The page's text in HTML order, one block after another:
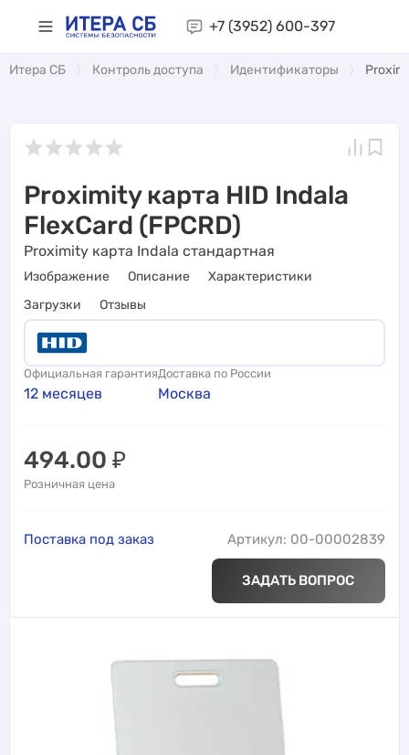
+7 (3952) 600-397
Итера СБ Контроль доступа Идентификаторы
Proximity карта HID Indala
FlexCard (FPCRD)
Proximity карта Indala стандартная
Изображение Описание
Характеристики
Загрузки
Отзывы
Официальная гарантия
12 месяцев
Доставка по России
Москва
494.00 ₽
Розничная цена
Поставка под заказ Артикул: 00-00002839
ЗАДАТЬ ВОПРОС